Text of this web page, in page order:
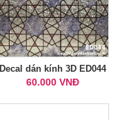
Decal dán kính 3D ED044
60.000 VNĐ